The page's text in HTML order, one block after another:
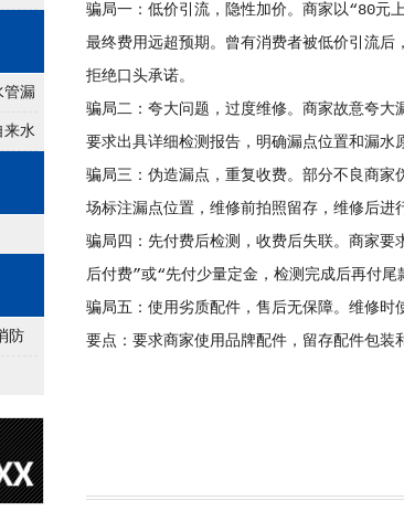
准
管漏
格20
方
来水
：
防
骗局一：低价引流，隐性加价。商家以“80元
最终费用远超预期。曾有消费者被低价引流后
拒绝口头承诺。
骗局二：夸大问题，过度维修。商家故意夸
要求出具详细检测报告，明确漏点位置和漏水
骗局三：伪造漏点，重复收费。部分不良商
场标注漏点位置，维修前拍照留存，维修后进
骗局四：先付费后检测，收费后失联。商家
后付费”或“先付少量定金，检测完成后再付尾
骗局五：使用劣质配件，售后无保障。维修
要点：要求商家使用品牌配件，留存配件包装